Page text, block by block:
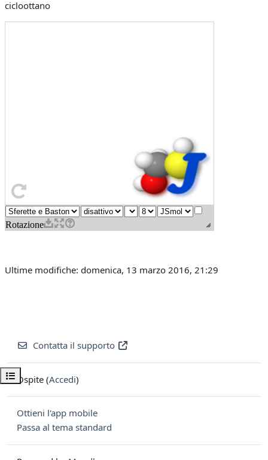
Apri indice del corso
cicloottano
Ultime modifiche: domenica, 13 marzo 2016, 21:29
Contatta il supporto
Ospite (Accedi)
Ottieni l'app mobile
Passa al tema standard